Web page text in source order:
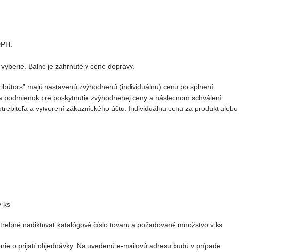
Balné je zahrnuté v cene dopravy.
majú nastavenú zvýhodnenú (individuálnu) cenu po splnení
pre poskytnutie zvýhodnenej ceny a následnom schválení.
a vytvorení zákazníckého účtu. Individuálna cena za produkt alebo
ks
nadiktovať katalógové číslo tovaru a požadované množstvo v ks
o prijatí objednávky. Na uvedenú e-mailovú adresu budú v prípade